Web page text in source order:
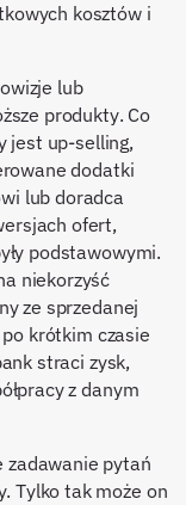
kosztów i
lub
produkty. Co
jest up-selling,
dodatki
lub doradca
ofert,
podstawowymi.
niekorzyść
ze sprzedanej
krótkim czasie
straci zysk,
z danym
zadawanie pytań
Tylko tak może on